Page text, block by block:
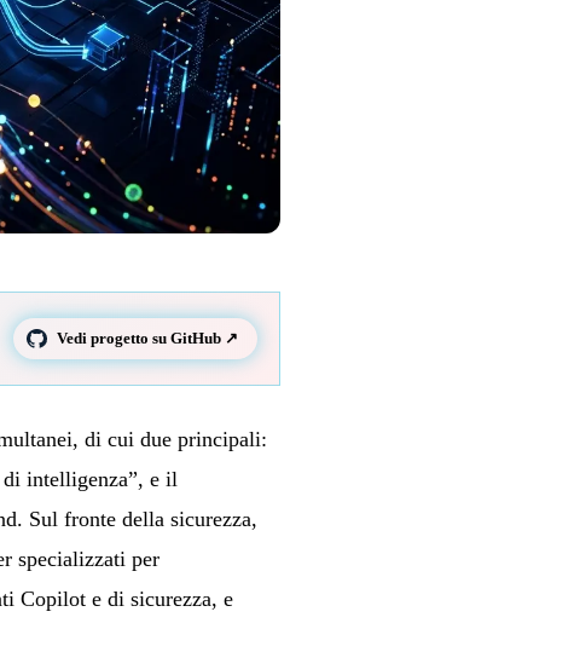
Vedi progetto su GitHub ↗
di cui due principali:
intelligenza”, e il
Sul fronte della sicurezza,
specializzati per
Copilot e di sicurezza, e